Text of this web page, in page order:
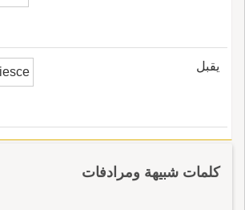
يقبل
كلمات شبيهة ومرادفات